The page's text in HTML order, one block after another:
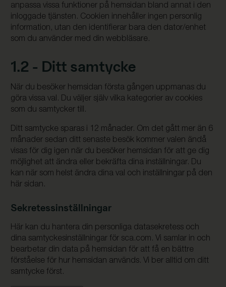
anpassa vissa funktioner på hemsidan bland annat i den
inloggade tjänsten. Cookien innehåller ingen personlig
information, utan den identifierar bara den dator/enhet
som du använder med din webbläsare.
1.2 - Ditt samtycke
När du besöker hemsidan första gången uppmanas du
göra vissa val. Du väljer själv vilka kategorier av cookies
som du samtycker till.
Ditt samtycke sparas i 12 månader. Om det gått mer än 6
månader sedan ditt senaste besök kommer valen ändå
visas för dig igen när du besöker hemsidan för att ge dig
möjlighet att ändra eller bekräfta dina inställningar. Du
kan när som helst ändra dina val och inställningar på den
här sidan.
Sekretessinställningar
Här kan du hantera din personliga datasekretess och
dina samtyckesinställningar för sca.com. Vi samlar in och
bearbetar din data på hemsidan för att få en bättre
förståelse för hur hemsidan används. Vi ber alltid om ditt
samtycke först.